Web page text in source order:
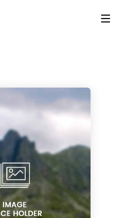
30
2023
CORSO MASSAGGIO
VIBRAZIONALE CON
LE CAMPANE
A
30
AYURVEDA – HOT
STONE E
PINDASWEDA A
CATANIA 12